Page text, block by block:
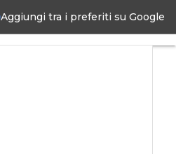
Aggiungi tra i preferiti su Google